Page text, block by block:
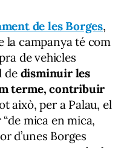
de les Borges,
la campanya té com
de vehicles
de disminuir les
terme, contribuir
això, per a Palau, el
mica en mica,
d’unes Borges